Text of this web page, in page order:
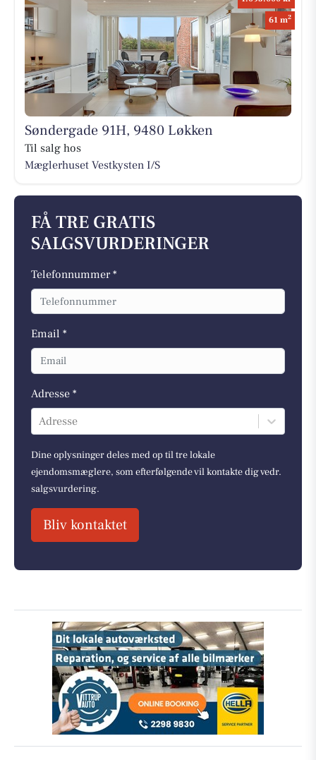
61 m2
Søndergade 91H, 9480 Løkken
Til salg hos
Mæglerhuset Vestkysten I/S
FÅ TRE GRATIS
SALGSVURDERINGER
Telefonnummer *
Email *
Adresse *
Adresse
Dine oplysninger deles med op til tre lokale
ejendomsmæglere, som efterfølgende vil kontakte dig vedr.
salgsvurdering.
Bliv kontaktet